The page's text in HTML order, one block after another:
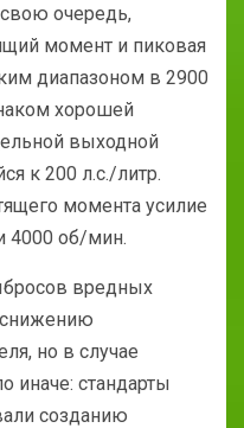
очередь,
момент и пиковая
диапазоном в 2900
хорошей
выходной
к 200 л.с./литр.
момента усилие
4000 об/мин.
вредных
снижению
но в случае
иначе: стандарты
созданию